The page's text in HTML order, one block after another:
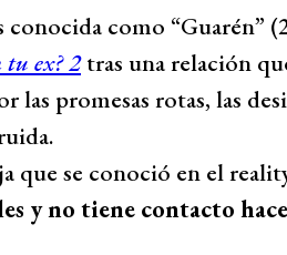
Tierra brava, Valentina
unen a Volverías con tu
y desilusiones.
y modelo,
juntos, su tumultuosa
cortó todo contacto
son fundamentales en
conocida como “Guarén”
tu ex? 2tras una relación
las promesas rotas, las
que se conoció en el
y no tiene contacto